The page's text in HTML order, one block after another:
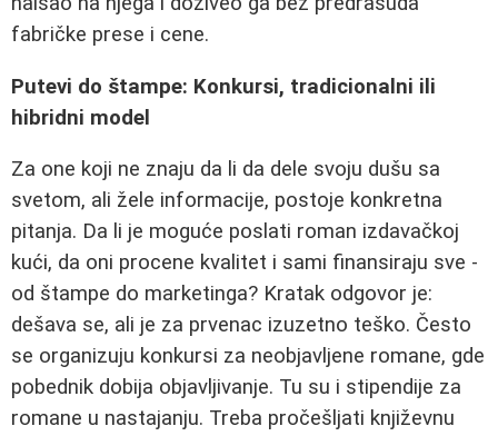
fabričke prese i cene.
Putevi do štampe: Konkursi, tradicionalni ili
hibridni model
Za one koji ne znaju da li da dele svoju dušu sa
svetom, ali žele informacije, postoje konkretna
pitanja. Da li je moguće poslati roman izdavačkoj
kući, da oni procene kvalitet i sami finansiraju sve -
od štampe do marketinga? Kratak odgovor je:
dešava se, ali je za prvenac izuzetno teško. Često
se organizuju konkursi za neobjavljene romane, gde
pobednik dobija objavljivanje. Tu su i stipendije za
romane u nastajanju. Treba pročešljati književnu